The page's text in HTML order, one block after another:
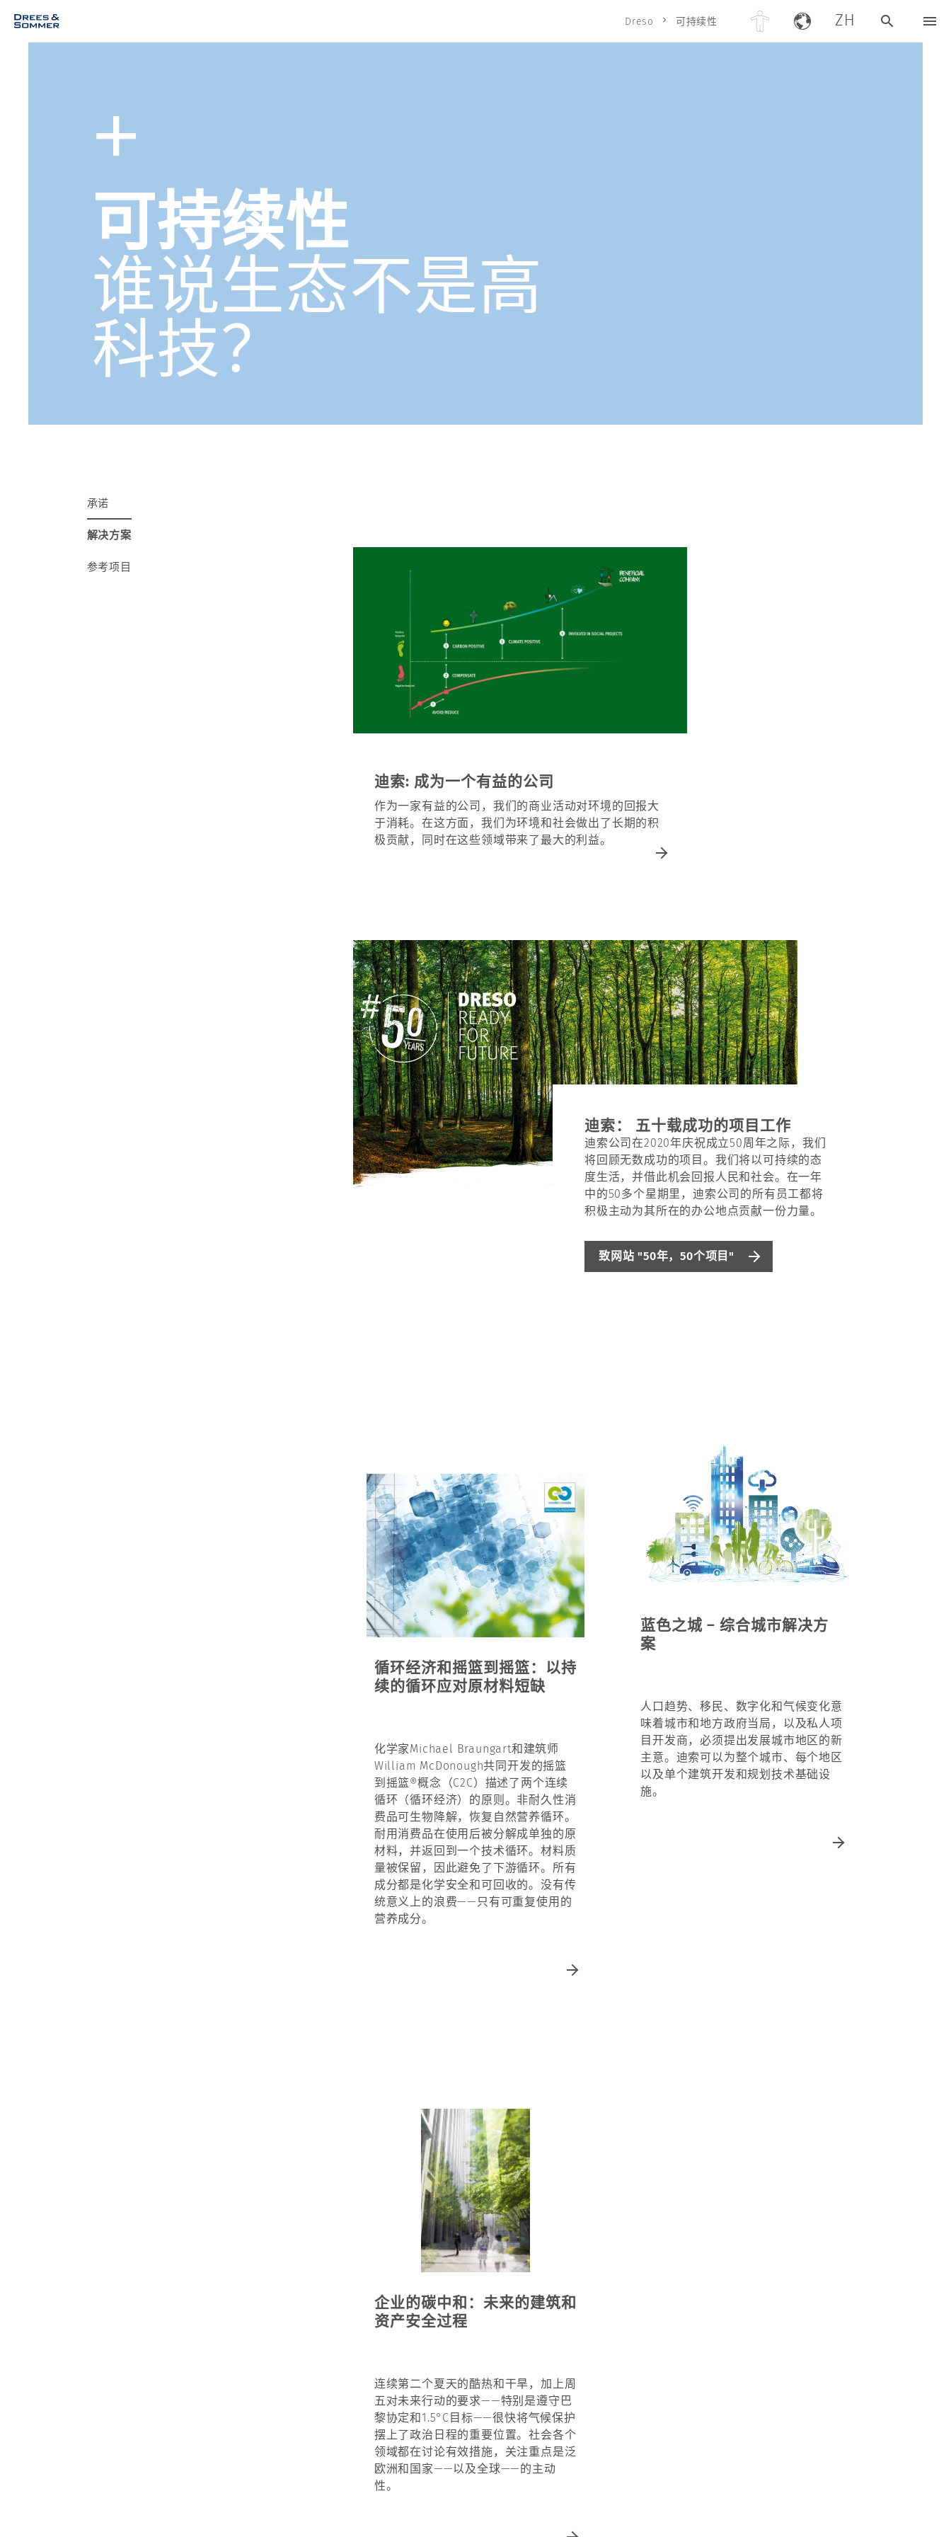
Dreso 可持续性 ZH
可持续性
谁说生态不是高
科技？
承诺
解决方案
参考项目
迪索: 成为一个有益的公司​
作为一家有益的公司，我们的商业活动对环境的回报大
于消耗。在这方面，我们为环境和社会做出了长期的积
极贡献，同时在这些领域带来了最大的利益。 ​
迪索： 五十载成功的项目工作​
迪索公司在2020年庆祝成立50周年之际，我们
将回顾无数成功的项目。我们将以可持续的态
度生活，并借此机会回报人民和社会。在一年
中的50多个星期里，迪索公司的所有员工都将
积极主动为其所在的办公地点贡献一份力量。​
致网站 "50年，50个项目"
循环经济和摇篮到摇篮：以持
续的循环应对原材料短缺​
化学家Michael Braungart和建筑师
William McDonough共同开发的摇篮
到摇篮®概念（C2C）描述了两个连续
循环（循环经济）的原则。非耐久性消
费品可生物降解，恢复自然营养循环。
耐用消费品在使用后被分解成单独的原
材料，并返回到一个技术循环。材料质
量被保留，因此避免了下游循环。所有
成分都是化学安全和可回收的。没有传
统意义上的浪费——只有可重复使用的
营养成分。​
蓝色之城 – 综合城市解决方
案
人口趋势、移民、数字化和气候变化意
味着城市和地方政府当局，以及私人项
目开发商，必须提出发展城市地区的新
主意。迪索可以为整个城市、每个地区
以及单个建筑开发和规划技术基础设
施。​
企业的碳中和：未来的建筑和
资产安全过程​
连续第二个夏天的酷热和干旱，加上周
五对未来行动的要求——特别是遵守巴
黎协定和1.5°C目标——很快将气候保护
摆上了政治日程的重要位置。社会各个
领域都在讨论有效措施，关注重点是泛
欧洲和国家——以及全球——的主动
性。​